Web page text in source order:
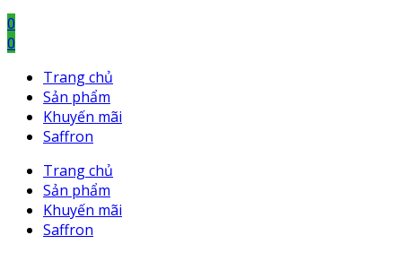
0
0
Trang chủ
Sản phẩm
Khuyến mãi
Saffron
Trang chủ
Sản phẩm
Khuyến mãi
Saffron